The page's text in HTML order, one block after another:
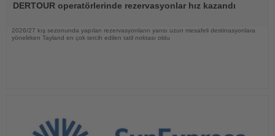
DERTOUR operatörlerinde rezervasyonlar hız kazandı
2026/27 kış sezonunda yapılan rezervasyonların yarısı uzun mesafeli destinasyonlara
yönelirken Tayland en çok tercih edilen tatil noktası oldu